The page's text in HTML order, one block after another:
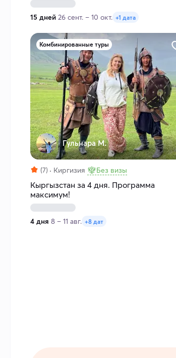
15 дней 26 сент. – 10 окт. +1 дата
Комбинированные туры
Гульнара М.
(7) Киргизия Без визы
Кыргызстан за 4 дня. Программа
максимум!
4 дня 8 – 11 авг. +8 дат